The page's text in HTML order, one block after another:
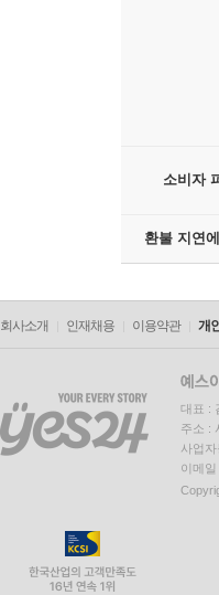
소비자
환불 지연
회사소개 인재채용 이용약관 개
대표 :
주소 :
사업
이메